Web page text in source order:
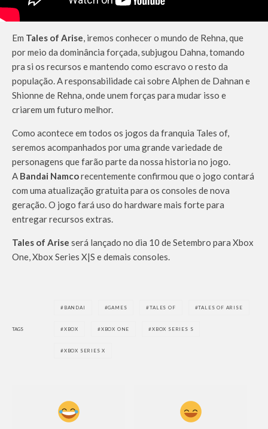
Em Tales of Arise, iremos conhecer o mundo de Rehna, que
por meio da dominância forçada, subjugou Dahna, tomando
pra si os recursos e mantendo como escravo o resto da
população. A responsabilidade cai sobre Alphen de Dahnan e
Shionne de Rehna, onde unem forças para mudar isso e
criarem um futuro melhor.
Como acontece em todos os jogos da franquia Tales of,
seremos acompanhados por uma grande variedade de
personagens que farão parte da nossa historia no jogo.
A Bandai Namcorecentemente confirmou que o jogo contará
com uma atualização gratuita para os consoles de nova
geração. O jogo fará uso do hardware mais forte para
entregar recursos extras.
Tales of Arise será lançado no dia 10 de Setembro para Xbox
One, Xbox Series X|S e demais consoles.
TAGS
BANDAI GAMES TALES OF TALES OF ARISE
XBOX XBOX ONE XBOX SERIES S
XBOX SERIES X